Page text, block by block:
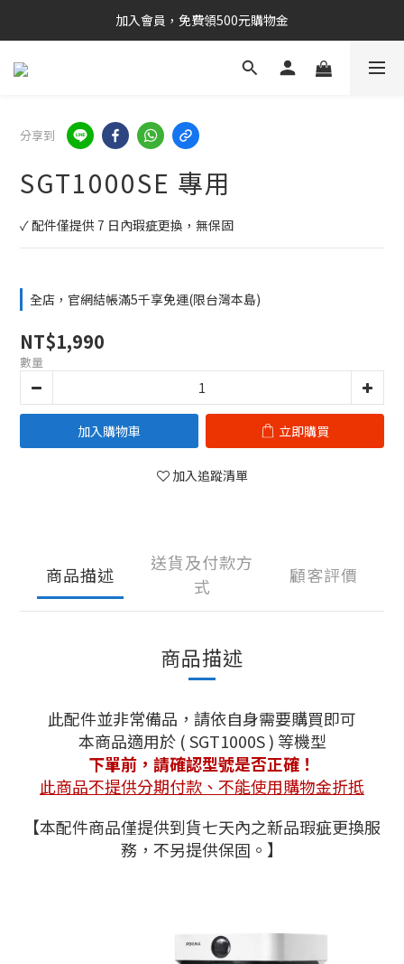
加入會員，免費領500元購物金
分享到
SGT1000SE 專用
✓ 配件僅提供 7 日內瑕疵更換，無保固
全店，官網結帳滿5千享免運(限台灣本島)
NT$1,990
數量
加入購物車 立即購買
加入追蹤清單
商品描述
送貨及付款方
式
顧客評價
商品描述
此配件並非常備品，請依自身需要購買即可
本商品適用於 ( SGT1000S ) 等機型
下單前，請確認型號是否正確！
此商品不提供分期付款、不能使用購物金折抵
【本配件商品僅提供到貨七天內之新品瑕疵更換服
務，不另提供保固。】